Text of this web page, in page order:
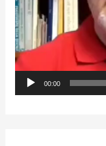
P
l
a
y
00:00